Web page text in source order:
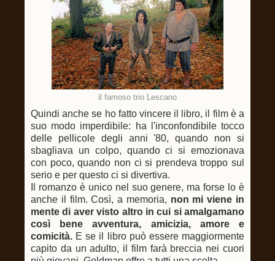
il famoso trio Lescano
Quindi anche se ho fatto vincere il libro, il film è a
suo modo imperdibile: ha l'inconfondibile tocco
delle pellicole degli anni '80, quando non si
sbagliava un colpo, quando ci si emozionava
con poco, quando non ci si prendeva troppo sul
serio e per questo ci si divertiva.
Il romanzo è unico nel suo genere, ma forse lo è
anche il film. Così, a memoria, non mi viene in
mente di aver visto altro in cui si amalgamano
così bene avventura, amicizia, amore e
comicità. E se il libro può essere maggiormente
capito da un adulto, il film farà breccia nei cuori